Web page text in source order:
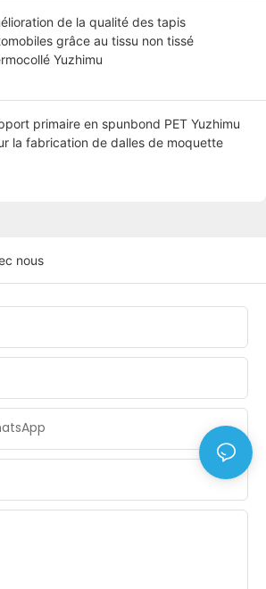
de la qualité des tapis
grâce au tissu non tissé
Yuzhimu
primaire en spunbond PET Yuzhimu
la fabrication de dalles de moquette
nous